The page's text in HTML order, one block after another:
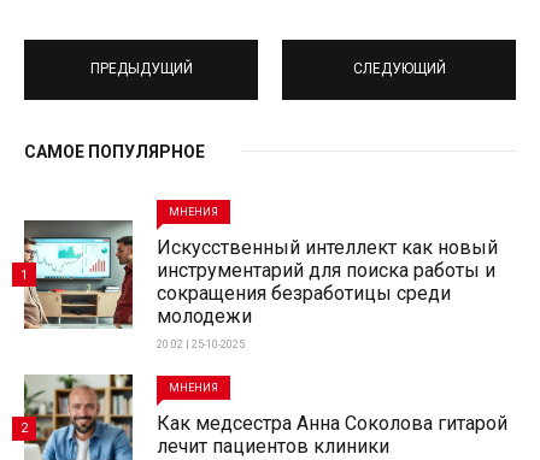
ПРЕДЫДУЩИЙ СЛЕДУЮЩИЙ
САМОЕ ПОПУЛЯРНОЕ
МНЕНИЯ
Искусственный интеллект как новый
инструментарий для поиска работы и
сокращения безработицы среди
молодежи
20:02 | 25-10-2025
1
МНЕНИЯ
Как медсестра Анна Соколова гитарой
лечит пациентов клиники
2